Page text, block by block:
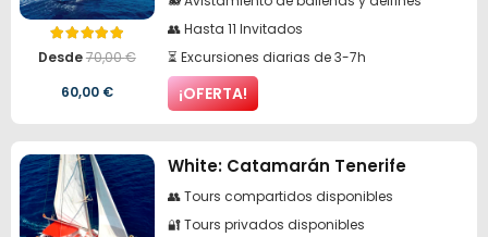
Valorado con 5.00 de 5
Desde70,00€
El
original
era:
70,00 €.
60,00 €El
actual
es:
60,00 €.
👥 Hasta 11 Invitados
⏳ Excursiones diarias de 3-7h
¡OFERTA!
White: Catamarán Tenerife
👥 Tours compartidos disponibles
🔐 Tours privados disponibles